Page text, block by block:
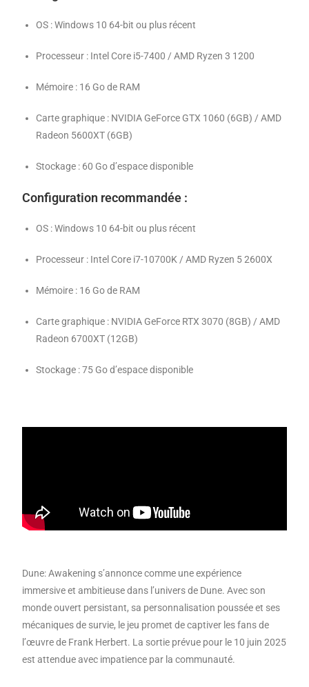
OS : Windows 10 64-bit ou plus récent
Processeur : Intel Core i5-7400 / AMD Ryzen 3 1200
Mémoire : 16 Go de RAM
Carte graphique : NVIDIA GeForce GTX 1060 (6GB) / AMD
Radeon 5600XT (6GB)
Stockage : 60 Go d’espace disponible
Configuration recommandée :
OS : Windows 10 64-bit ou plus récent
Processeur : Intel Core i7-10700K / AMD Ryzen 5 2600X
Mémoire : 16 Go de RAM
Carte graphique : NVIDIA GeForce RTX 3070 (8GB) / AMD
Radeon 6700XT (12GB)
Stockage : 75 Go d’espace disponible
Dune: Awakening s’annonce comme une expérience
immersive et ambitieuse dans l’univers de Dune. Avec son
monde ouvert persistant, sa personnalisation poussée et ses
mécaniques de survie, le jeu promet de captiver les fans de
l’œuvre de Frank Herbert. La sortie prévue pour le 10 juin 2025
est attendue avec impatience par la communauté.